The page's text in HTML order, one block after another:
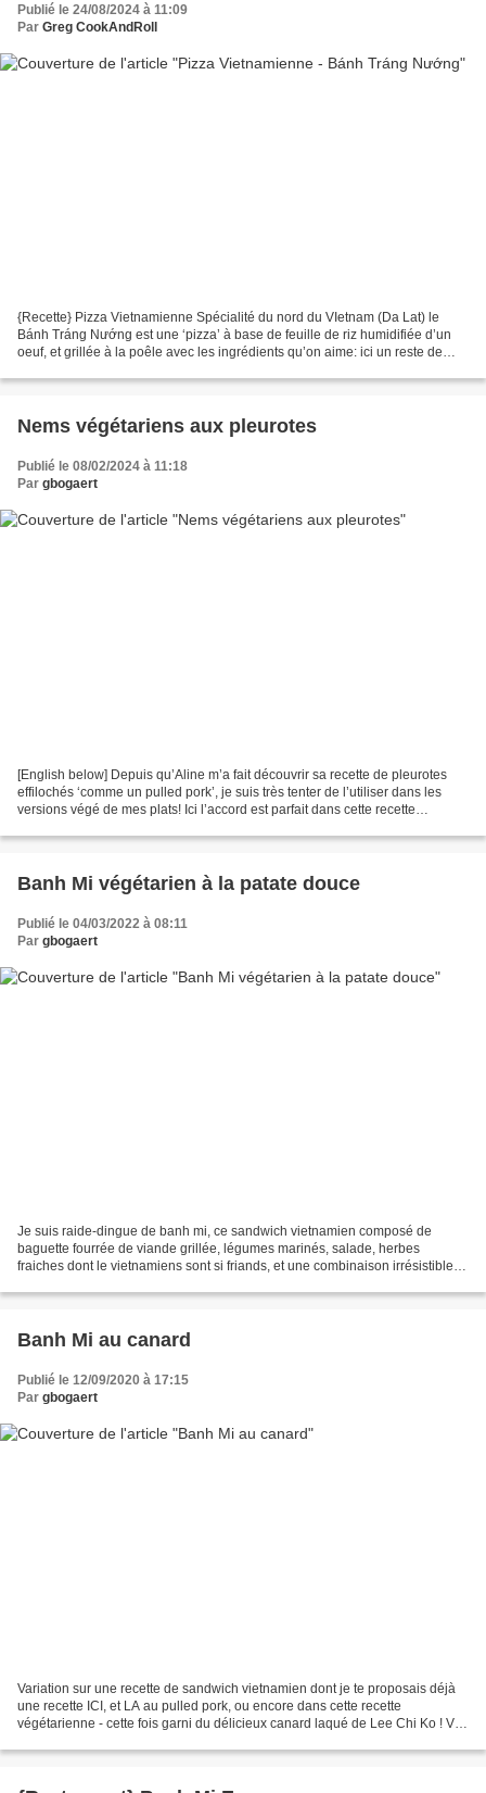
Publié le 24/08/2024 à 11:09
Par Greg CookAndRoll
{Recette} Pizza Vietnamienne Spécialité du nord du VIetnam (Da Lat) le
Bánh Tráng Nướng est une ‘pizza’ à base de feuille de riz humidifiée d’un
oeuf, et grillée à la poêle avec les ingrédients qu’on aime: ici un reste de
Nems végétariens aux pleurotes
Publié le 08/02/2024 à 11:18
Par gbogaert
[English below] Depuis qu’Aline m’a fait découvrir sa recette de pleurotes
effilochés ‘comme un pulled pork’, je suis très tenter de l’utiliser dans les
versions végé de mes plats! Ici l’accord est parfait dans cette recette
Banh Mi végétarien à la patate douce
Publié le 04/03/2022 à 08:11
Par gbogaert
Je suis raide-dingue de banh mi, ce sandwich vietnamien composé de
baguette fourrée de viande grillée, légumes marinés, salade, herbes
fraiches dont le vietnamiens sont si friands, et une combinaison irrésistible
Banh Mi au canard
Publié le 12/09/2020 à 17:15
Par gbogaert
Variation sur une recette de sandwich vietnamien dont je te proposais déjà
une recette ICI, et LA au pulled pork, ou encore dans cette recette
végétarienne - cette fois garni du délicieux canard laqué de Lee Chi Ko ! Vite